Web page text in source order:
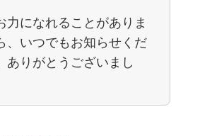
力になれることがありま
、いつでもお知らせくだ
ありがとうございまし